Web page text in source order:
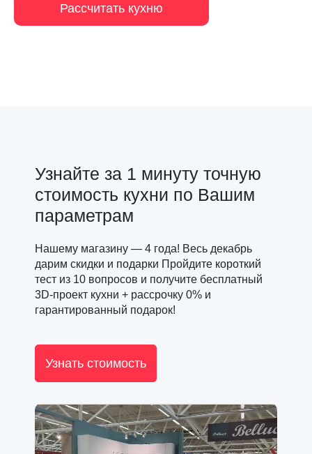
Рассчитать кухню
Узнайте за 1 минуту точную
стоимость кухни по Вашим
параметрам
Нашему магазину — 4 года! Весь декабрь
дарим скидки и подарки Пройдите короткий
тест из 10 вопросов и получите бесплатный
3D-проект кухни + рассрочку 0% и
гарантированный подарок!
Узнать стоимость